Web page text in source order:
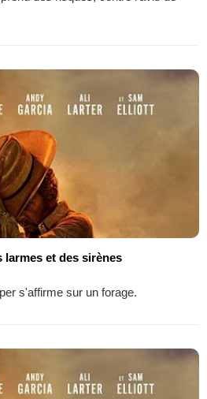
larmes et des sirènes
s'affirme sur un forage.